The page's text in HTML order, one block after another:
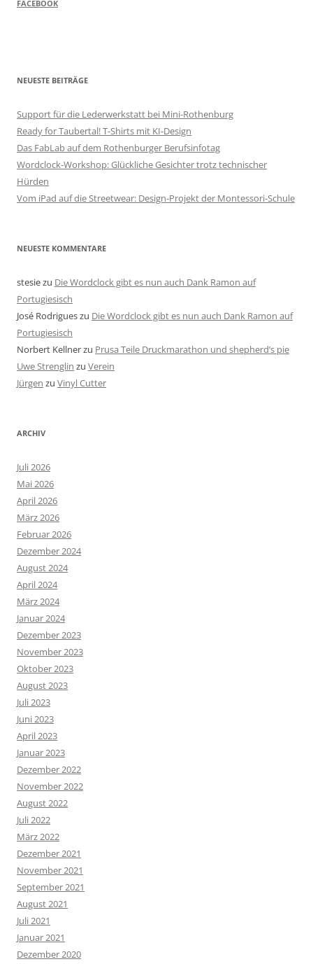
FACEBOOK
NEUESTE BEITRÄGE
Support für die Lederwerkstatt bei Mini-Rothenburg
Ready for Taubertal! T-Shirts mit KI-Design
Das FabLab auf dem Rothenburger Berufsinfotag
Wordclock-Workshop: Glückliche Gesichter trotz technischer
Hürden
Vom iPad auf die Streetwear: Design-Projekt der Montessori-Schule
NEUESTE KOMMENTARE
stesiezu Die Wordclock gibt es nun auch Dank Ramon auf
Portugiesisch
José Rodrigueszu Die Wordclock gibt es nun auch Dank Ramon auf
Portugiesisch
Norbert Kellnerzu Prusa Teile Druckmarathon und shepherd’s pie
Uwe Strenglin zu Verein
Jürgen zu Vinyl Cutter
ARCHIV
Juli 2026
Mai 2026
April 2026
März 2026
Februar 2026
Dezember 2024
August 2024
April 2024
März 2024
Januar 2024
Dezember 2023
November 2023
Oktober 2023
August 2023
Juli 2023
Juni 2023
April 2023
Januar 2023
Dezember 2022
November 2022
August 2022
Juli 2022
März 2022
Dezember 2021
November 2021
September 2021
August 2021
Juli 2021
Januar 2021
Dezember 2020